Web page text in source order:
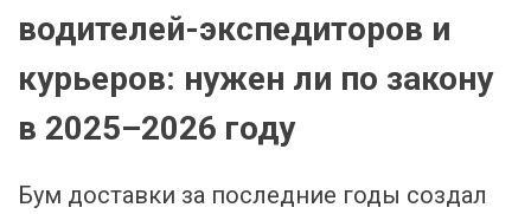
водителей-экспедиторов и
курьеров: нужен ли по закону
в 2025–2026 году
Бум доставки за последние годы создал